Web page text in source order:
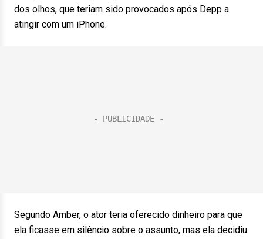
dos olhos, que teriam sido provocados após Depp a
atingir com um iPhone.
Segundo Amber, o ator teria oferecido dinheiro para que
ela ficasse em silêncio sobre o assunto, mas ela decidiu